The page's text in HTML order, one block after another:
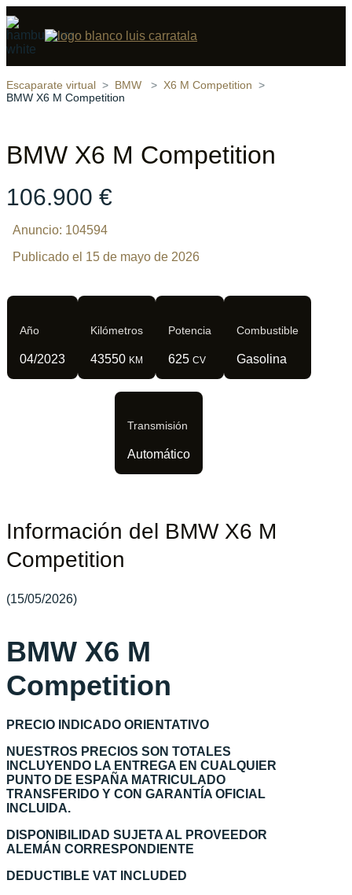
‹ ›
Compartir
Escaparate virtual BMW
X6 M Competition
BMW X6 M Competition
BMW X6 M Competition
106.900 €
Anuncio: 104594
Publicado el 15 de mayo de 2026
Año
04/2023
Kilómetros
43550 KM
Potencia
625 CV
Combustible
Gasolina
Transmisión
Automático
Información del BMW X6 M
Competition
(15/05/2026)
BMW X6 M
Competition
PRECIO INDICADO ORIENTATIVO
NUESTROS PRECIOS SON TOTALES
INCLUYENDO LA ENTREGA EN CUALQUIER
PUNTO DE ESPAÑA MATRICULADO
TRANSFERIDO Y CON GARANTÍA OFICIAL
INCLUIDA.
DISPONIBILIDAD SUJETA AL PROVEEDOR
ALEMÁN CORRESPONDIENTE
DEDUCTIBLE VAT INCLUDED